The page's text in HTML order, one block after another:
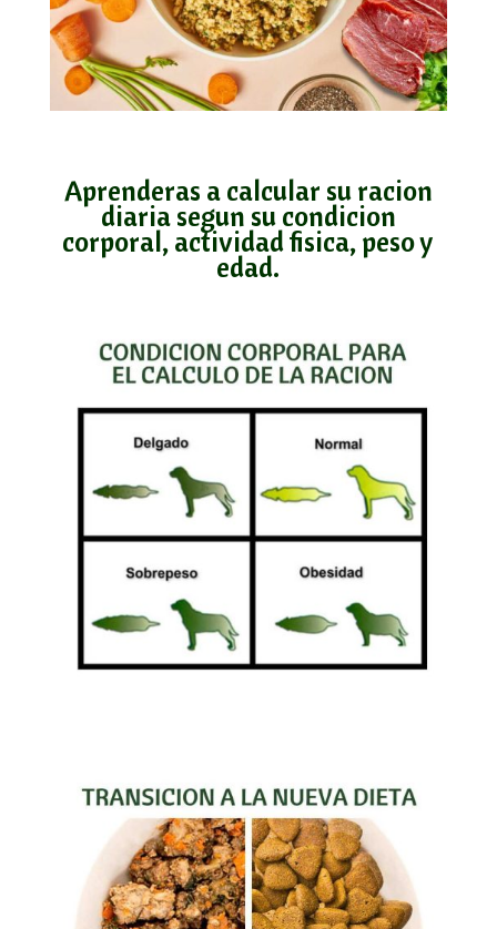
Aprenderas a calcular su racion
diaria segun su condicion
corporal, actividad fisica, peso y
edad.